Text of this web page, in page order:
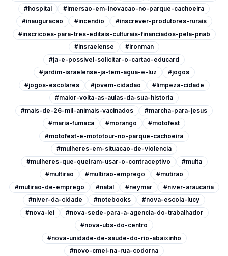
#hospital
#imersao-em-inovacao-no-parque-cachoeira
#inauguracao
#incendio
#inscrever-produtores-rurais
#inscricoes-para-tres-editais-culturais-financiados-pela-pnab
#insraelense
#ironman
#ja-e-possivel-solicitar-o-cartao-educard
#jardim-israelense-ja-tem-agua-e-luz
#jogos
#jogos-escolares
#jovem-cidadao
#limpeza-cidade
#maior-volta-as-aulas-da-sua-historia
#mais-de-26-mil-animais-vacinados
#marcha-para-jesus
#maria-fumaca
#morango
#motofest
#motofest-e-mototour-no-parque-cachoeira
#mulheres-em-situacao-de-violencia
#mulheres-que-queiram-usar-o-contraceptivo
#multa
#multirao
#multirao-emprego
#mutirao
#mutirao-de-emprego
#natal #neymar
#niver-araucaria
#niver-da-cidade
#notebooks
#nova-escola-lucy
#nova-lei
#nova-sede-para-a-agencia-do-trabalhador
#nova-ubs-do-centro
#nova-unidade-de-saude-do-rio-abaixinho
#novo-cmei-na-rua-codorna